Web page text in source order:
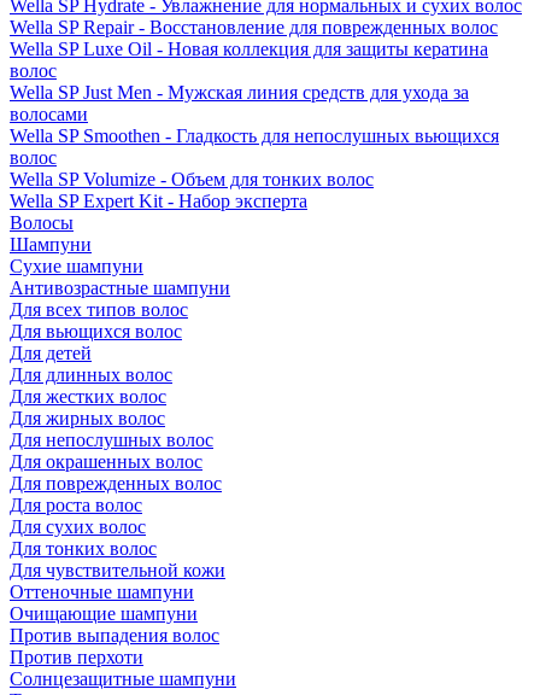
Wella SP Hydrate - Увлажнение для нормальных и сухих волос
Wella SP Repair - Восстановление для поврежденных волос
Wella SP Luxe Oil - Новая коллекция для защиты кератина
волос
Wella SP Just Men - Мужская линия средств для ухода за
волосами
Wella SP Smoothen - Гладкость для непослушных вьющихся
волос
Wella SP Volumize - Объем для тонких волос
Wella SP Expert Kit - Набор эксперта
Волосы
Шампуни
Сухие шампуни
Антивозрастные шампуни
Для всех типов волос
Для вьющихся волос
Для детей
Для длинных волос
Для жестких волос
Для жирных волос
Для непослушных волос
Для окрашенных волос
Для поврежденных волос
Для роста волос
Для сухих волос
Для тонких волос
Для чувствительной кожи
Оттеночные шампуни
Очищающие шампуни
Против выпадения волос
Против перхоти
Солнцезащитные шампуни